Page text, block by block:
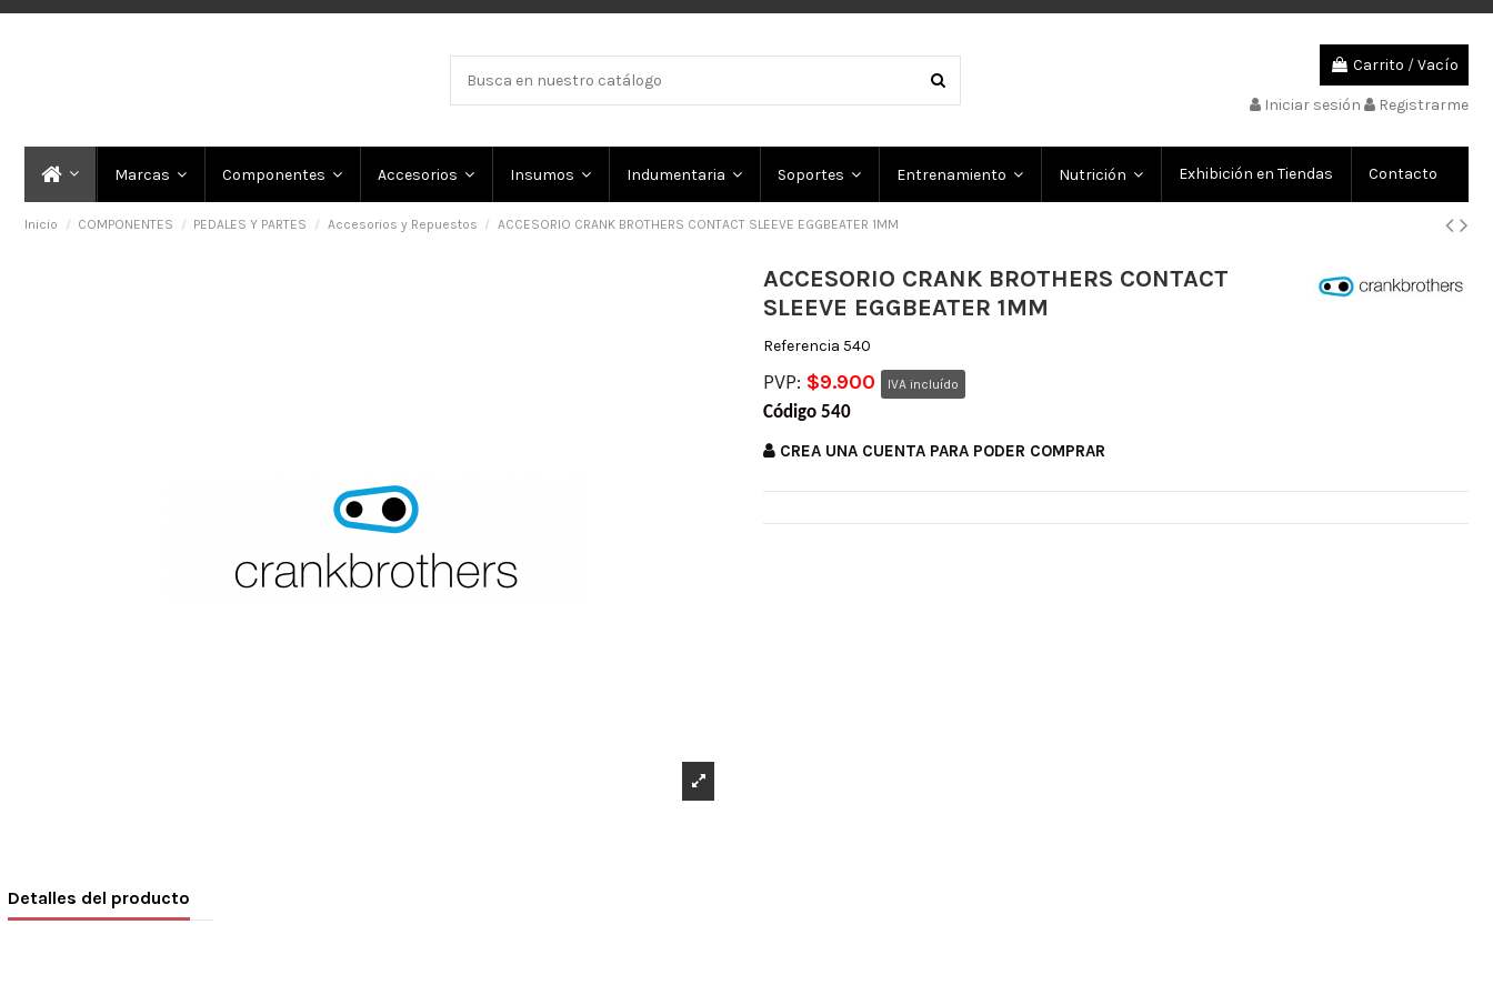
Carrito /Vacío
Iniciar sesión Registrarme
Marcas Componentes Accesorios Insumos Indumentaria Soportes Entrenamiento Nutrición Exhibición en Tiendas Contacto
Inicio COMPONENTES PEDALES Y PARTES Accesorios y Repuestos ACCESORIO CRANK BROTHERS CONTACT SLEEVE EGGBEATER 1MM
ACCESORIO CRANK BROTHERS CONTACT
SLEEVE EGGBEATER 1MM
Referencia 540
PVP: $9.900 IVA incluído
Código 540
CREA UNA CUENTA PARA PODER COMPRAR
Detalles del producto